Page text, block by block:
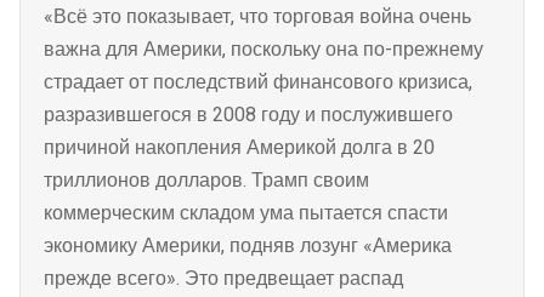
«Всё это показывает, что торговая война очень
важна для Америки, поскольку она по-прежнему
страдает от последствий финансового кризиса,
разразившегося в 2008 году и послужившего
причиной накопления Америкой долга в 20
триллионов долларов. Трамп своим
коммерческим складом ума пытается спасти
экономику Америки, подняв лозунг «Америка
прежде всего». Это предвещает распад